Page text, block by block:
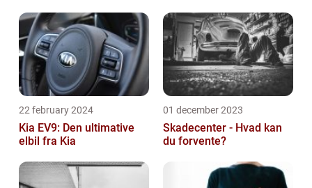
22 february 2024
Kia EV9: Den ultimative
elbil fra Kia
01 december 2023
Skadecenter - Hvad kan
du forvente?